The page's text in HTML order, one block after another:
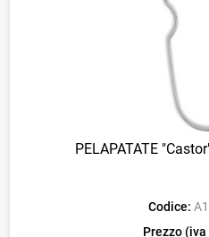
PELAPATATE
Codice:
Prezzo